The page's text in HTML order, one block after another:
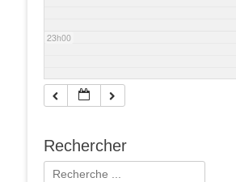
23h00
Rechercher
Rechercher :